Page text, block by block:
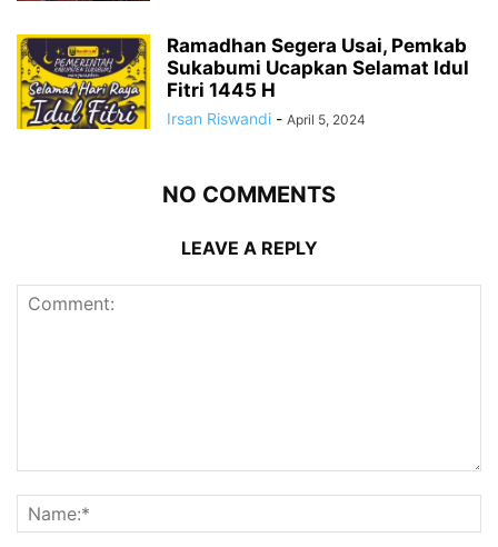
Ramadhan Segera Usai, Pemkab
Sukabumi Ucapkan Selamat Idul
Fitri 1445 H
Irsan Riswandi - April 5, 2024
NO COMMENTS
LEAVE A REPLY